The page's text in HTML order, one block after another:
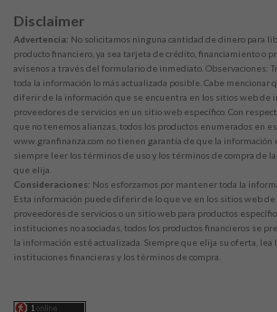
Disclaimer
Advertencia: No solicitamos ninguna cantidad de dinero para
producto financiero, ya sea tarjeta de crédito, financiamiento o
avísenos a través del formulario de inmediato. Observaciones:
toda la información lo más actualizada posible. Cabe mencionar
diferir de la información que se encuentra en los sitios web de
proveedores de servicios en un sitio web específico. Con
que no tenemos alianzas, todos los productos enumerados en
www.granfinanza.com no tienen garantía de que la información
siempre leer los términos de uso y los términos de compra de
que elija.
Consideraciones: Nos esforzamos por mantener toda la
Esta información puede diferir de lo que ve en los sitios web
proveedores de servicios o un sitio web para productos
instituciones no asociadas, todos los productos financieros se
la información esté actualizada. Siempre que elija su oferta, lea
instituciones financieras y los términos de compra.